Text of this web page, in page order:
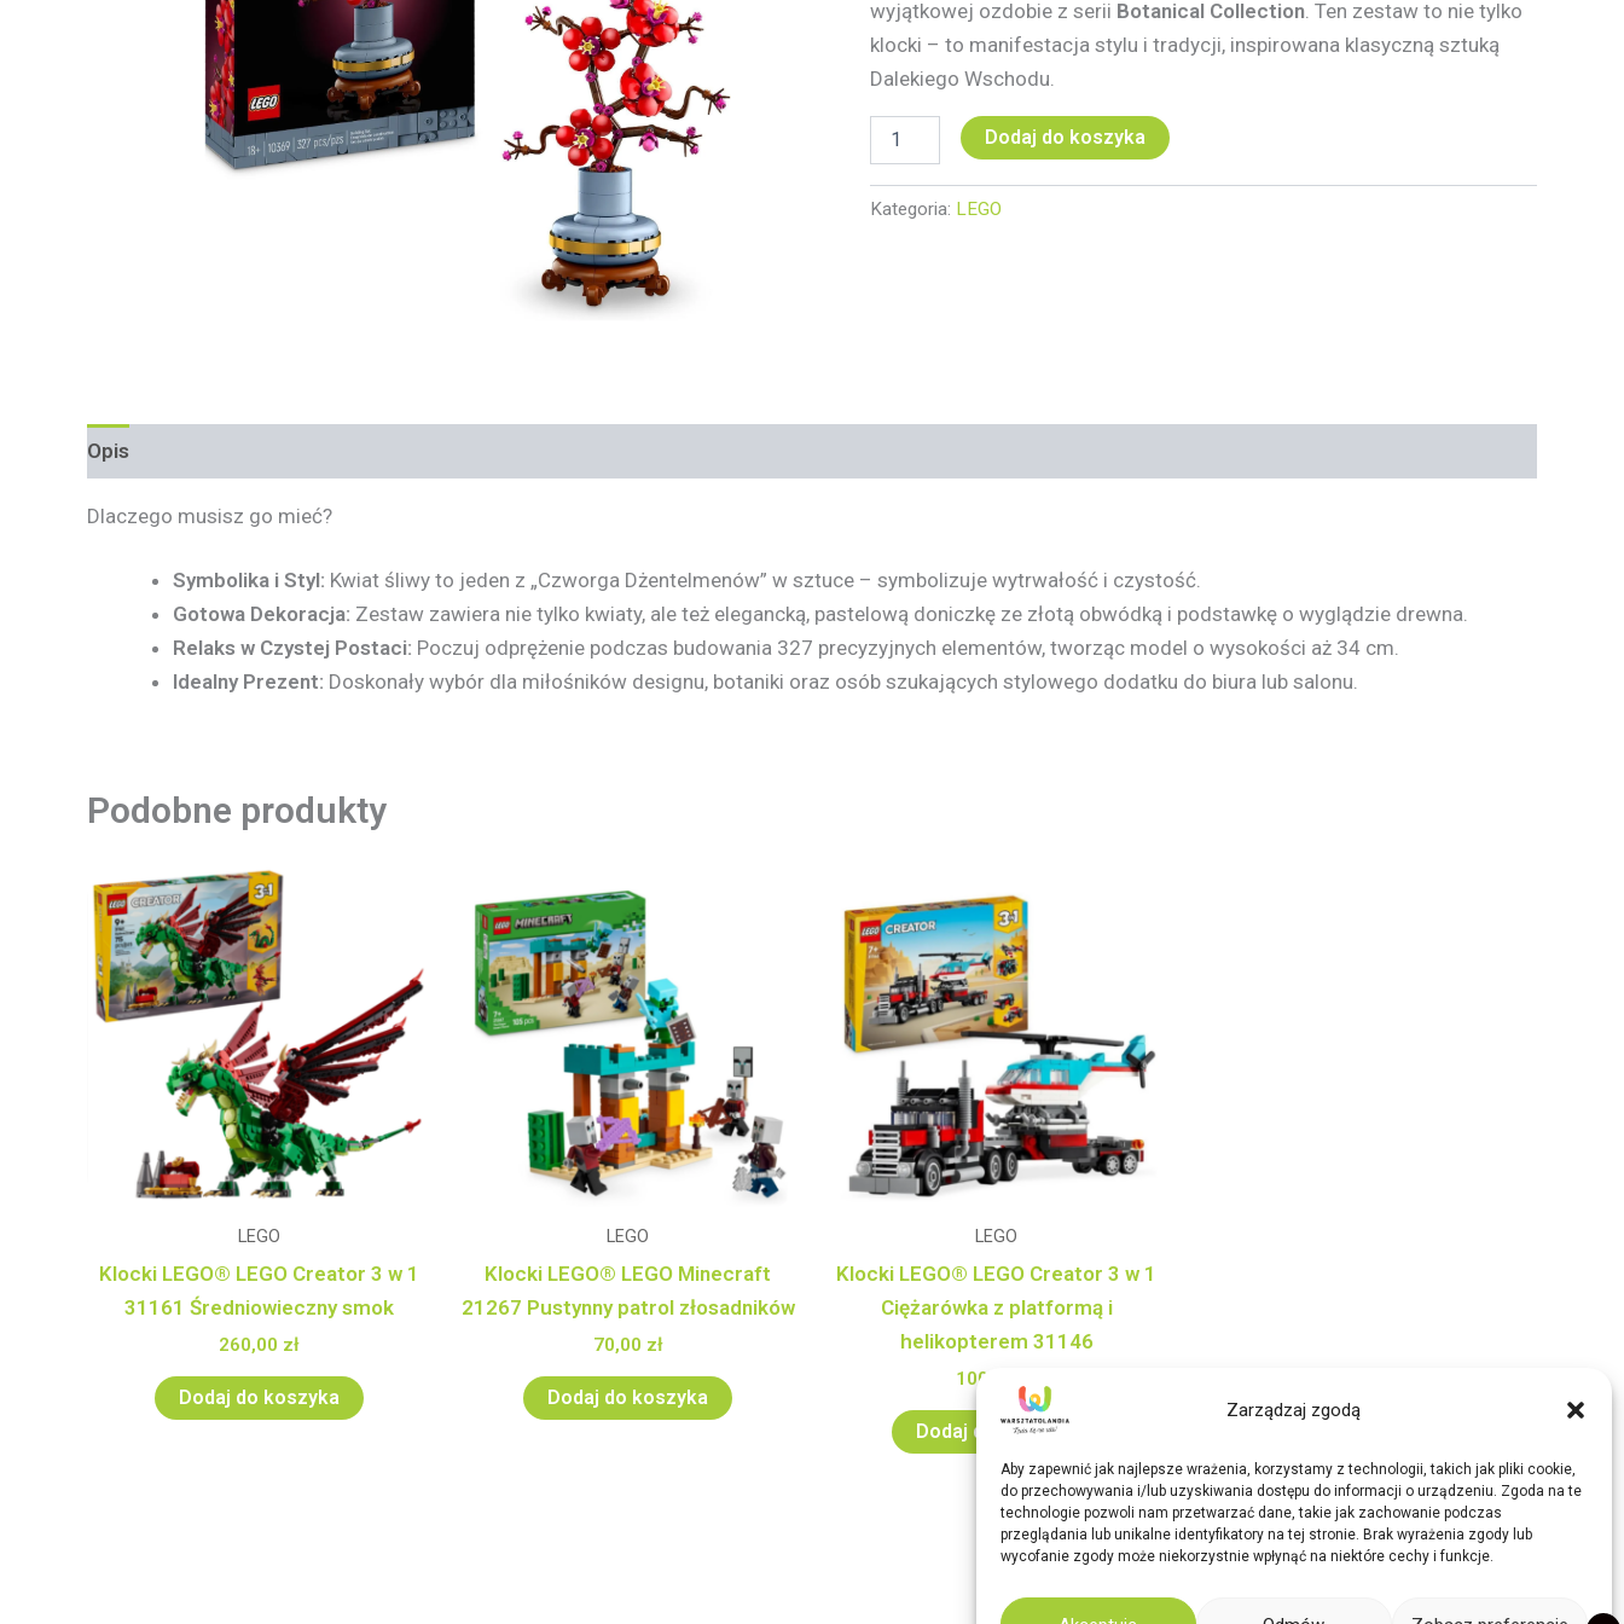
Zarządzaj zgodą
Aby zapewnić jak najlepsze wrażenia, korzystamy z technologii, takich jak pliki cookie,
do przechowywania i/lub uzyskiwania dostępu do informacji o urządzeniu. Zgoda na te
technologie pozwoli nam przetwarzać dane, takie jak zachowanie podczas
przeglądania lub unikalne identyfikatory na tej stronie. Brak wyrażenia zgody lub
wycofanie zgody może niekorzystnie wpłynąć na niektóre cechy i funkcje.
wyjątkowej ozdobie z serii Botanical Collection . Ten zestaw to nie tylko
klocki – to manifestacja stylu i tradycji, inspirowana klasyczną sztuką
Dalekiego Wschodu.
Dodaj do koszyka
Kategoria: LEGO
Opis
Dlaczego musisz go mieć?
Symbolika i Styl: Kwiat śliwy to jeden z „Czworga Dżentelmenów” w sztuce – symbolizuje wytrwałość i czystość.
Gotowa Dekoracja: Zestaw zawiera nie tylko kwiaty, ale też elegancką, pastelową doniczkę ze złotą obwódką i podstawkę o wyglądzie drewna.
Relaks w Czystej Postaci: Poczuj odprężenie podczas budowania 327 precyzyjnych elementów, tworząc model o wysokości aż 34 cm.
Idealny Prezent: Doskonały wybór dla miłośników designu, botaniki oraz osób szukających stylowego dodatku do biura lub salonu.
Podobne produkty
LEGO
Klocki LEGO® LEGO Creator 3 w 1
31161 Średniowieczny smok
260,00 zł
Dodaj do koszyka
LEGO
Klocki LEGO® LEGO Minecraft
21267 Pustynny patrol złosadników
70,00 zł
Dodaj do koszyka
LEGO
Klocki LEGO® LEGO Creator 3 w 1
Ciężarówka z platformą i
helikopterem 31146
100,00
Dodaj do koszyka